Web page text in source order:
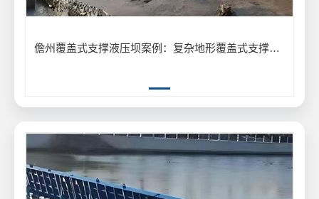
儋州覆盖式支撑液压坝案例：复杂地形覆盖式支撑液压坝安装应用